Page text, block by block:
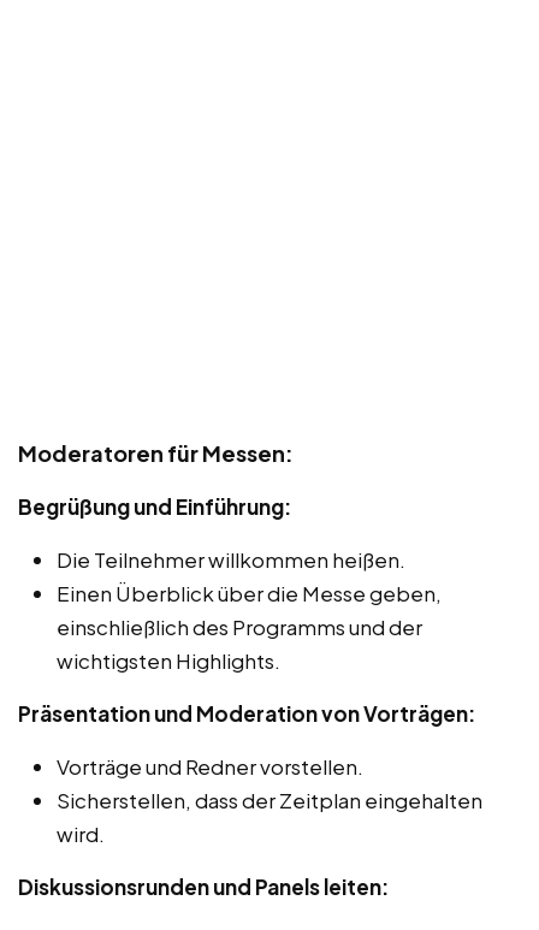
Moderatoren für Messen:
Begrüßung und Einführung:
Die Teilnehmer willkommen heißen.
Einen Überblick über die Messe geben,
einschließlich des Programms und der
wichtigsten Highlights.
Präsentation und Moderation von Vorträgen:
Vorträge und Redner vorstellen.
Sicherstellen, dass der Zeitplan eingehalten
wird.
Diskussionsrunden und Panels leiten: